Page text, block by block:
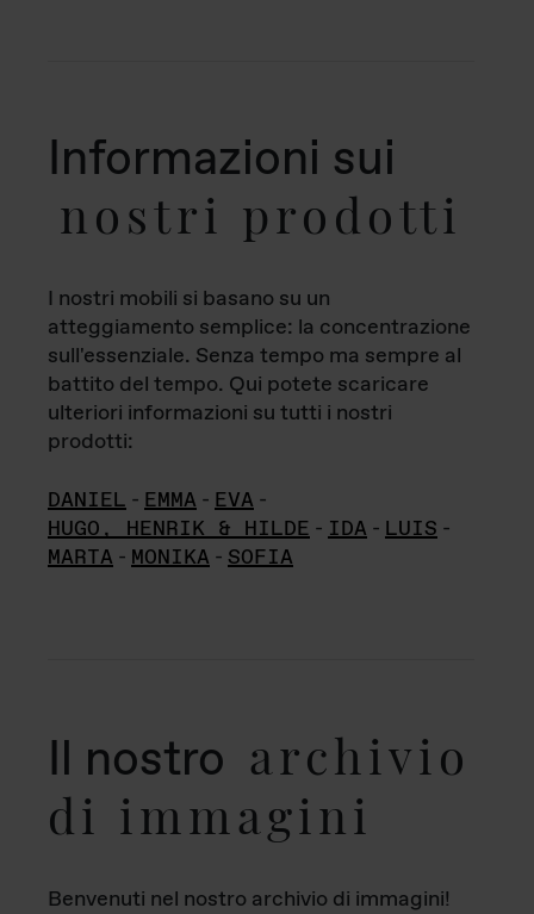
Informazioni sui
nostri prodotti
I nostri mobili si basano su un
atteggiamento semplice: la concentrazione
sull'essenziale. Senza tempo ma sempre al
battito del tempo. Qui potete scaricare
ulteriori informazioni su tutti i nostri
prodotti:
DANIEL - EMMA - EVA -
HUGO, HENRIK & HILDE - IDA - LUIS -
MARTA - MONIKA - SOFIA
Il nostro archivio
di immagini
Benvenuti nel nostro archivio di immagini!